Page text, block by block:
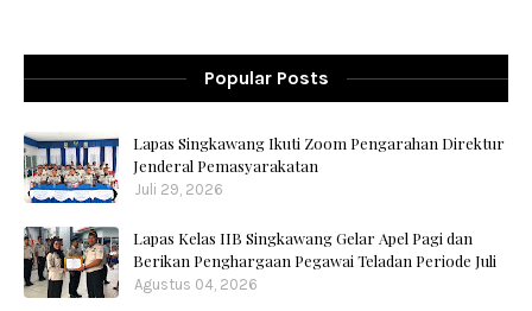
Popular Posts
Lapas Singkawang Ikuti Zoom Pengarahan Direktur
Jenderal Pemasyarakatan
Juli 29, 2026
Lapas Kelas IIB Singkawang Gelar Apel Pagi dan
Berikan Penghargaan Pegawai Teladan Periode Juli
Agustus 04, 2026